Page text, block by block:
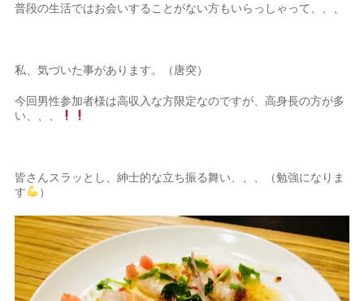
普段の生活ではお会いすることがない方もいらっしゃって、、、
私、気づいた事があります。（唐突）
今回男性参加者様は高収入な方限定なのですが、高身長の方が多
い、、、
皆さんスラッとし、紳士的な立ち振る舞い、、、（勉強になりま
す
）